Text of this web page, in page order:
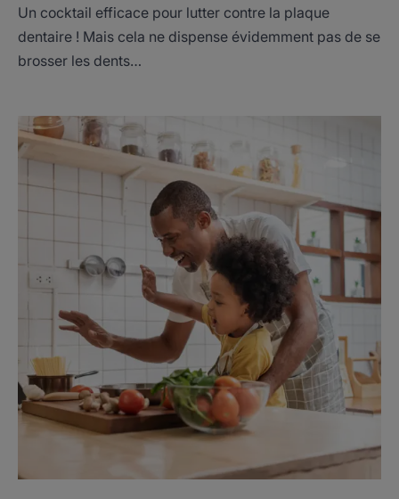
Un cocktail efficace pour lutter contre la plaque
dentaire ! Mais cela ne dispense évidemment pas de se
brosser les dents…